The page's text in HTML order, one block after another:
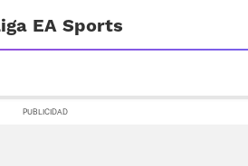
EA Sports